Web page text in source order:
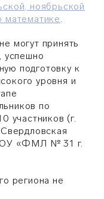
ноябрьской
математике.
могут принять
успешно
подготовку к
уровня и
по
участников (г.
«ФМЛ № 31 г.
региона не